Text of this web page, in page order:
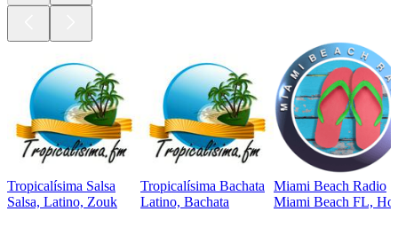
Tropicalísima Salsa
Salsa, Latino, Zouk
Tropicalísima Bachata
Latino, Bachata
Miami Beach Radio
Miami Beach FL,